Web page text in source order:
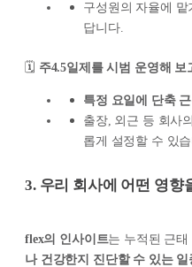
구성원의 자율에 맡
답니다.
🗓️ 주4.5일제를 시범 운영해 보
특정 요일에 단축
출장, 외근 등 회사
롭게 설정할 수 있
3. 우리 회사에 어떤 영향
flex의 인사이트는 누적된 근
나 건강한지 진단할 수 있는